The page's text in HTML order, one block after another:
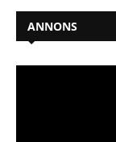
ANNONS